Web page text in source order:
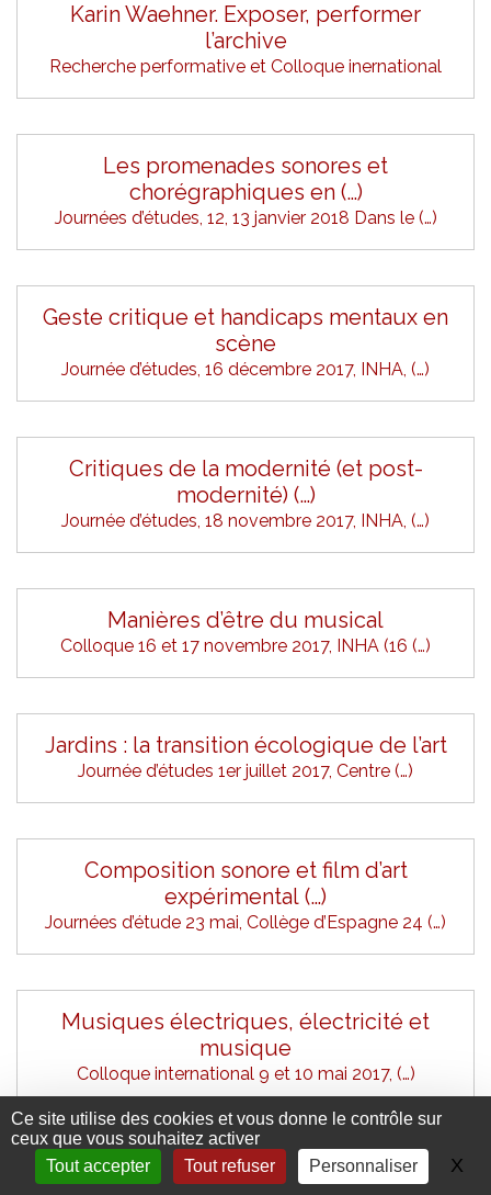
Ce site utilise des cookies et vous donne le contrôle sur
ceux que vous souhaitez activer
Tout accepter
Tout refuser Personnaliser X
Karin Waehner. Exposer, performer
l’archive
Recherche performative et Colloque inernational
Les promenades sonores et
chorégraphiques en (…)
Journées d’études, 12, 13 janvier 2018 Dans le (…)
Geste critique et handicaps mentaux en
scène
Journée d’études, 16 décembre 2017, INHA, (…)
Critiques de la modernité (et post-
modernité) (…)
Journée d’études, 18 novembre 2017, INHA, (…)
Manières d’être du musical
Colloque 16 et 17 novembre 2017, INHA (16 (…)
Jardins : la transition écologique de l’art
Journée d’études 1er juillet 2017, Centre (…)
Composition sonore et film d’art
expérimental (…)
Journées d’étude 23 mai, Collège d’Espagne 24 (…)
Musiques électriques, électricité et
musique
Colloque international 9 et 10 mai 2017, (…)
Créer à deux : Klauss et Angel Vianna